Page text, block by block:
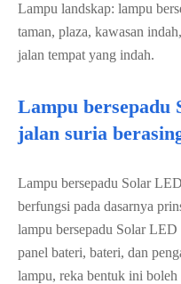
Lampu landskap: lampu
taman, plaza, kawasan
jalan tempat yang indah.
Lampu bersepadu
jalan suria
Lampu bersepadu Solar
berfungsi pada dasarnya
lampu bersepadu Solar
panel bateri, bateri, dan
lampu, reka bentuk ini boleh